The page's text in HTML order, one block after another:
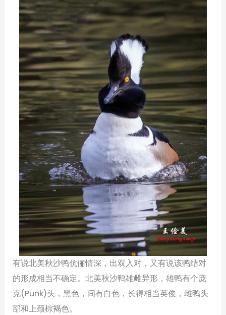
有说北美秋沙鸭伉俪情深，出双入对，又有说该鸭结对
的形成相当不确定。北美秋沙鸭雄雌异形，雄鸭有个庞
克(Punk)头，黑色，间有白色，长得相当英俊，雌鸭头
部和上颈棕褐色。